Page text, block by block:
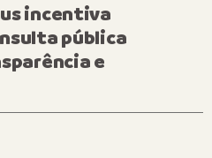
incentiva
pública
e